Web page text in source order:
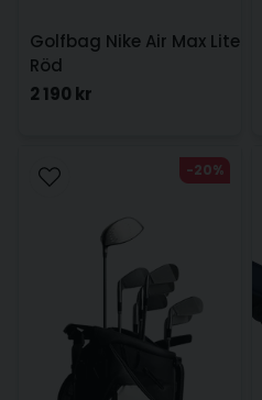
Golfbag Nike Air Max Lite
Röd
2 190 kr
-20%